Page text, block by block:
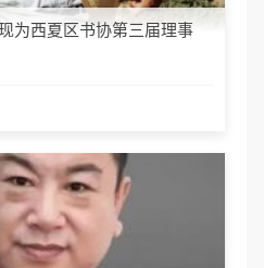
为西夏区书协第三届理事